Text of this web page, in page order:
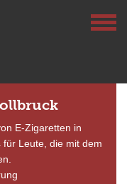
E-Zigaretten in
Leute, die mit dem